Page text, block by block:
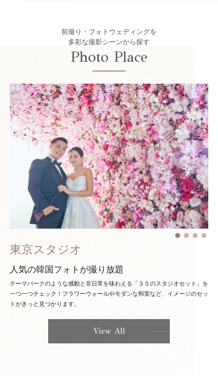
前撮り・フォトウェディングを
多彩な撮影シーンから探す
Photo Place
東京スタジオ
人気の韓国フォトが撮り放題
テーマパークのような感動と非日常を味わえる「３５のスタジオセット」を
一つ一つチェック！ フラワーウォールやモダンな和室など、イメージのセッ
トがきっと見つかります。
View All